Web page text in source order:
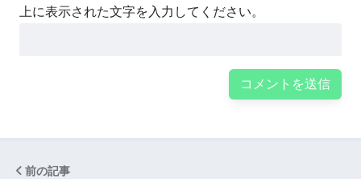
上に表示された文字を入力してください。
前の記事